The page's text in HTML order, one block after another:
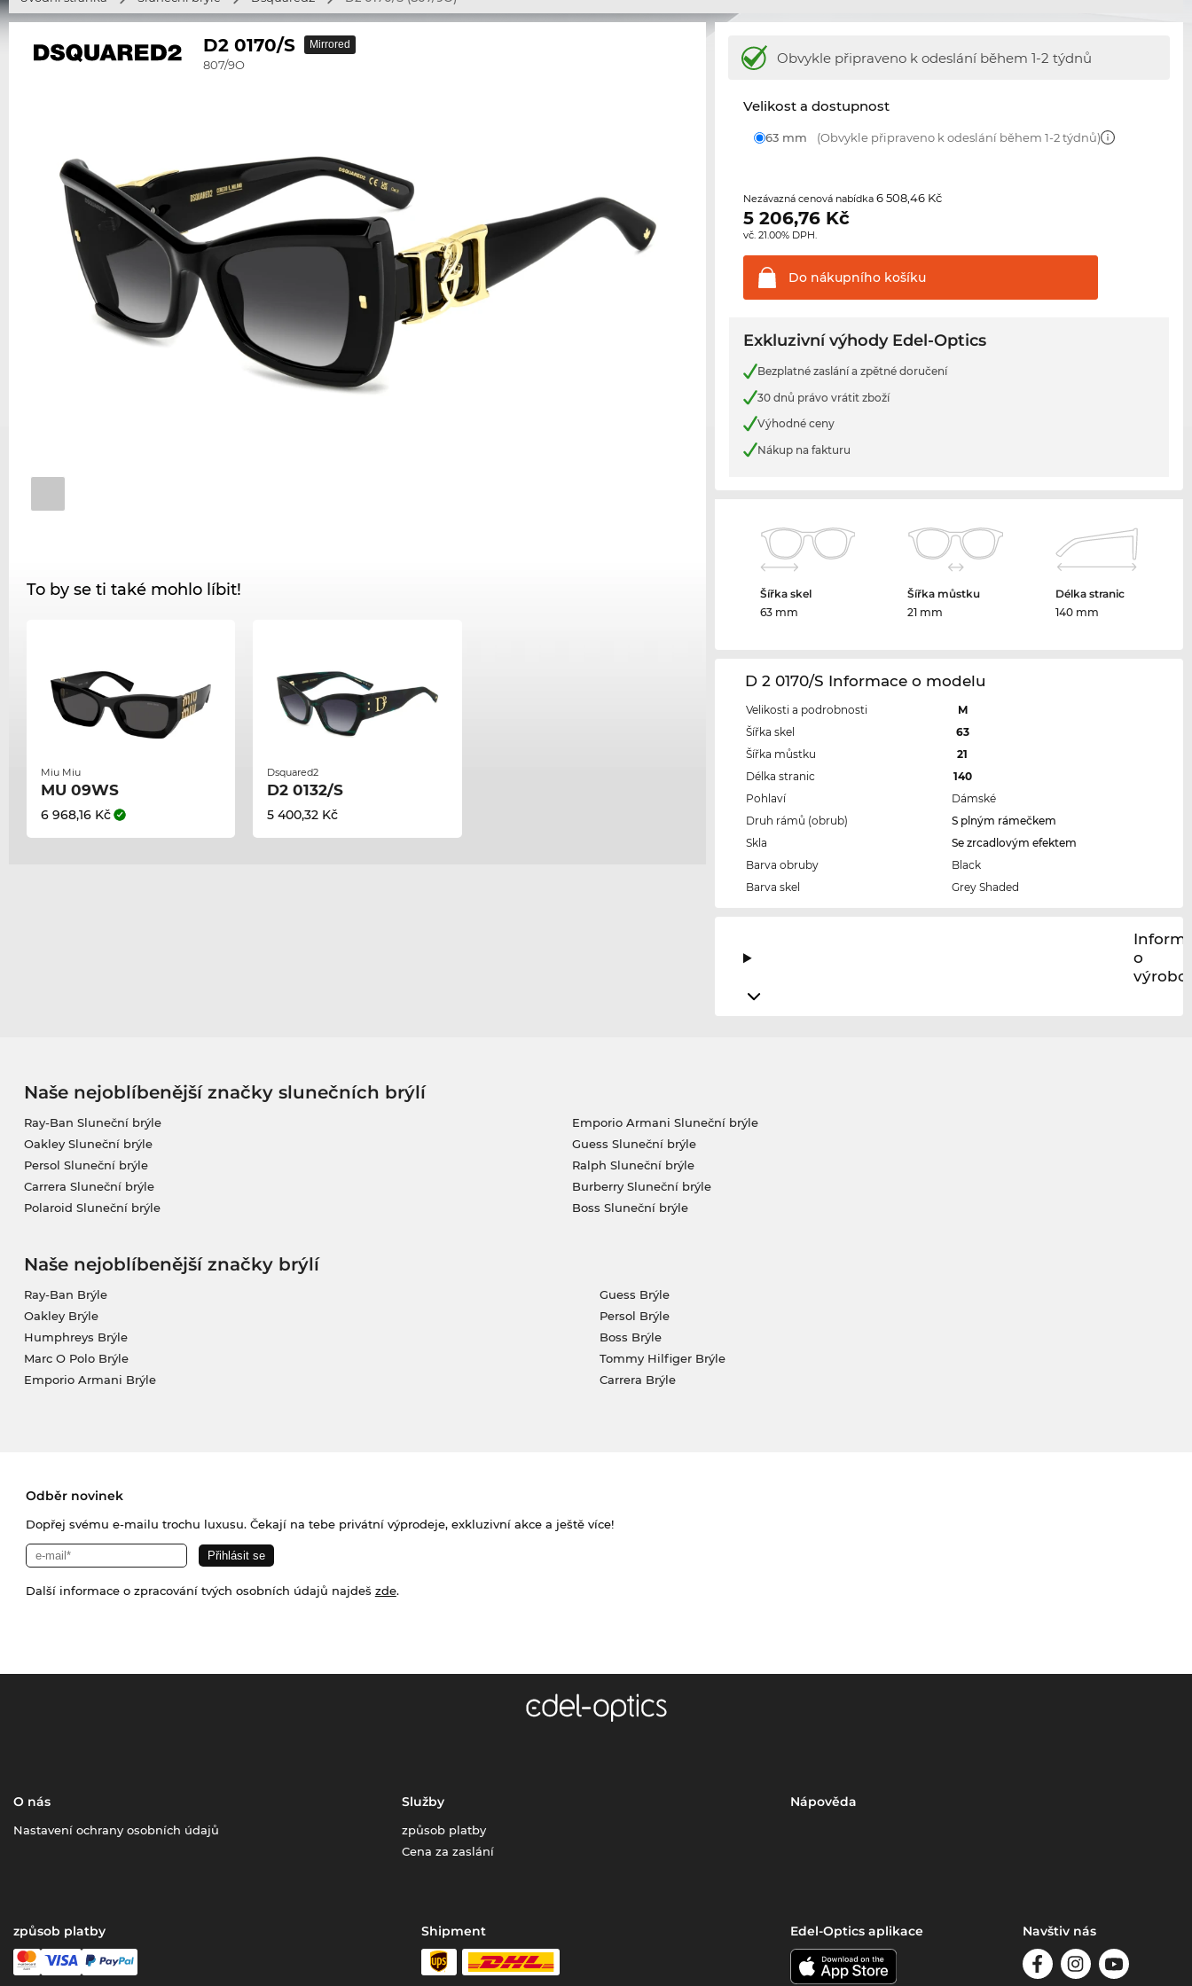
D2 0170/S
807/9O
Mirrored
To by se ti také mohlo líbit!
Miu Miu
MU 09WS
6 968,16 Kč
Dsquared2
D2 0132/S
5 400,32 Kč
Obvykle připraveno k odeslání během 1-2 týdnů
Velikost a dostupnost
63 mm (Obvykle připraveno k odeslání během 1-2 týdnů)
Nezávazná cenová nabídka6 508,46 Kč
5 206,76 Kč
vč. 21.00% DPH.
Do nákupního košíku
Exkluzivní výhody Edel-Optics
Bezplatné zaslání a zpětné doručení
30 dnů právo vrátit zboží
Výhodné ceny
Nákup na fakturu
Šířka skel
63 mm
Šířka můstku
21 mm
Délka stranic
140 mm
D 2 0170/S Informace o modelu
Velikosti a podrobnosti
M
Šířka skel
63
Šířka můstku
21
Délka stranic
140
Pohlaví
Dámské
Druh rámů (obrub)
S plným rámečkem
Skla
Se zrcadlovým efektem
Barva obruby
Black
Barva skel
Grey Shaded
o
výrobci
Naše nejoblíbenější značky slunečních brýlí
Ray-Ban Sluneční brýle
Oakley Sluneční brýle
Persol Sluneční brýle
Carrera Sluneční brýle
Polaroid Sluneční brýle
Emporio Armani Sluneční brýle
Guess Sluneční brýle
Ralph Sluneční brýle
Burberry Sluneční brýle
Boss Sluneční brýle
Naše nejoblíbenější značky brýlí
Ray-Ban Brýle
Oakley Brýle
Humphreys Brýle
Marc O Polo Brýle
Emporio Armani Brýle
Guess Brýle
Persol Brýle
Boss Brýle
Tommy Hilfiger Brýle
Carrera Brýle
Odběr novinek
Dopřej svému e-mailu trochu luxusu. Čekají na tebe privátní výprodeje, exkluzivní akce a ještě více!
Další informace o zpracování tvých osobních údajů najdeš zde.
O nás
Nastavení ochrany osobních údajů
Služby
způsob platby
Cena za zaslání
Nápověda
způsob platby Shipment Edel-Optics aplikace Navštiv nás